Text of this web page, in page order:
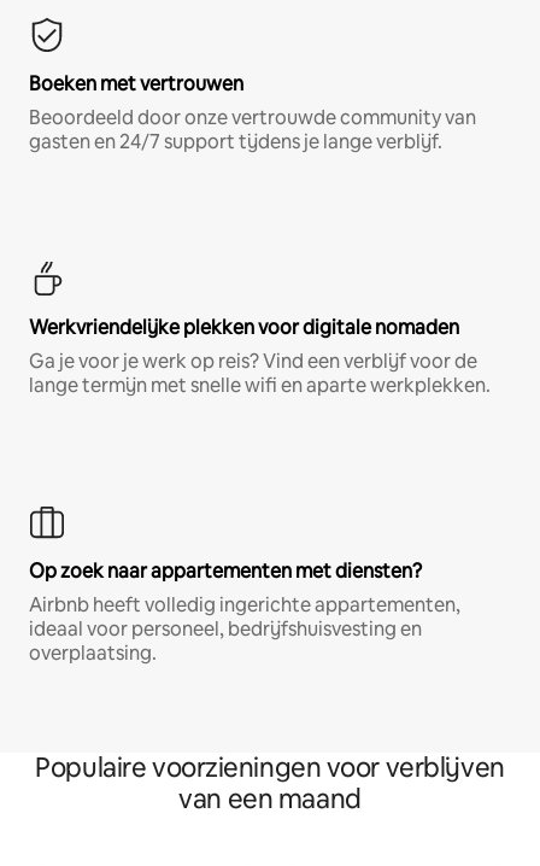
Boeken met vertrouwen
Beoordeeld door onze vertrouwde community van
gasten en 24/7 support tijdens je lange verblijf.
Werkvriendelijke plekken voor digitale nomaden
Ga je voor je werk op reis? Vind een verblijf voor de
lange termijn met snelle wifi en aparte werkplekken.
Op zoek naar appartementen met diensten?
Airbnb heeft volledig ingerichte appartementen,
ideaal voor personeel, bedrijfshuisvesting en
overplaatsing.
Populaire voorzieningen voor verblijven
van een maand